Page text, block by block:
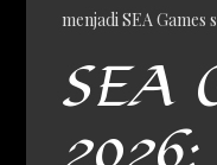
menjadi SEA Games
SEA